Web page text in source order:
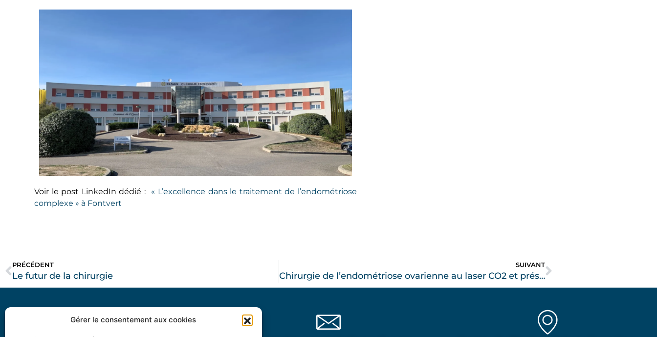
Gérer le consentement aux cookies
Voir le post LinkedIn dédié : « L’excellence dans le traitement de l’endométriose
complexe » à Fontvert
PRÉCÉDENT
Le futur de la chirurgie
SUIVANT
Chirurgie de l’endométriose ovarienne au laser CO2 et préservation de la fertilité